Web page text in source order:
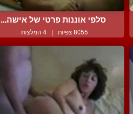
סלפי אוננות פרטי של אישה...
8055 צפיות | 4 המלצות